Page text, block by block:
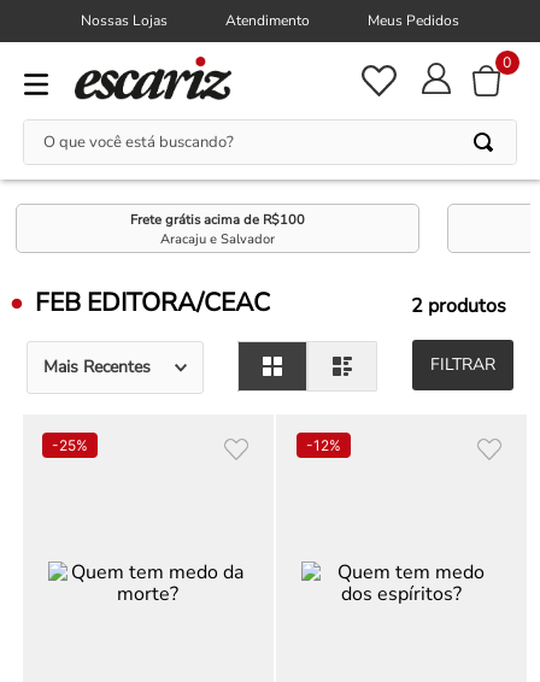
Nossas Lojas Atendimento Meus Pedidos
0
O que você está buscando?
Frete grátis acima de R$100
Aracaju e Salvador
FEB EDITORA/CEAC 2 produtos
Mais Recentes FILTRAR
-25% -12%